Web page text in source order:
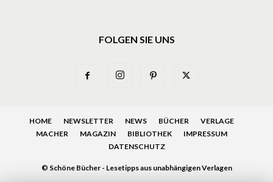
FOLGEN SIE UNS
HOME NEWSLETTER NEWS BÜCHER
VERLAGE
MACHER
MAGAZIN BIBLIOTHEK
IMPRESSUM
DATENSCHUTZ
© Schöne Bücher - Lesetipps aus unabhängigen Verlagen